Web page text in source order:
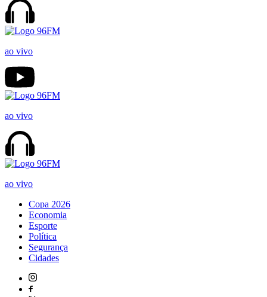
ao vivo
ao vivo
ao vivo
Copa 2026
Economia
Esporte
Política
Segurança
Cidades